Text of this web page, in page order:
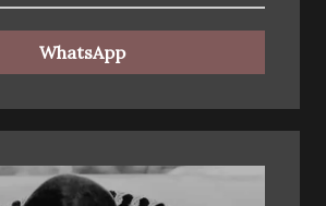
WhatsApp